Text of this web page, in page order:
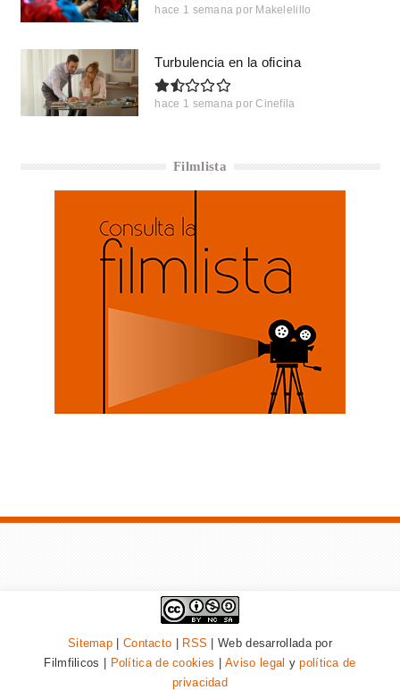
hace 1 semana por Makelelillo
Turbulencia en la oficina
hace 1 semana por Cinefila
Filmlista
Sitemap Contacto RSS | Web desarrollada por
Filmfilicos |
Política de cookies |Aviso legal ypolítica de
privacidad